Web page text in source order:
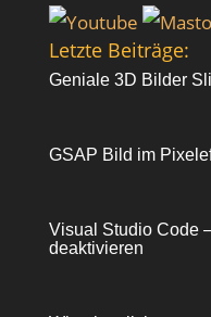
Letzte Beiträge:
Geniale 3D Bilder
GSAP Bild im
Visual Studio Code
deaktivieren